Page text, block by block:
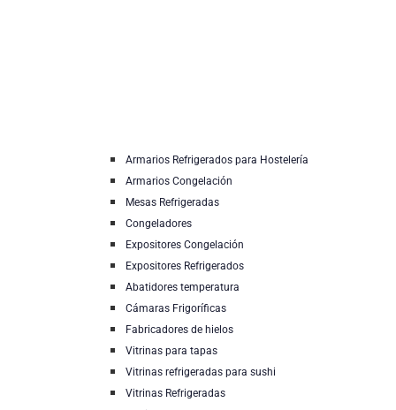
Armarios Refrigerados para Hostelería
Armarios Congelación
Mesas Refrigeradas
Congeladores
Expositores Congelación
Expositores Refrigerados
Abatidores temperatura
Cámaras Frigoríficas
Fabricadores de hielos
Vitrinas para tapas
Vitrinas refrigeradas para sushi
Vitrinas Refrigeradas